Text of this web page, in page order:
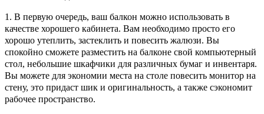
1. В первую очередь, ваш балкон можно использовать в
качестве хорошего кабинета. Вам необходимо просто его
хорошо утеплить, застеклить и повесить жалюзи. Вы
спокойно сможете разместить на балконе свой компьютерный
стол, небольшие шкафчики для различных бумаг и инвентаря.
Вы можете для экономии места на столе повесить монитор на
стену, это придаст шик и оригинальность, а также сэкономит
рабочее пространство.